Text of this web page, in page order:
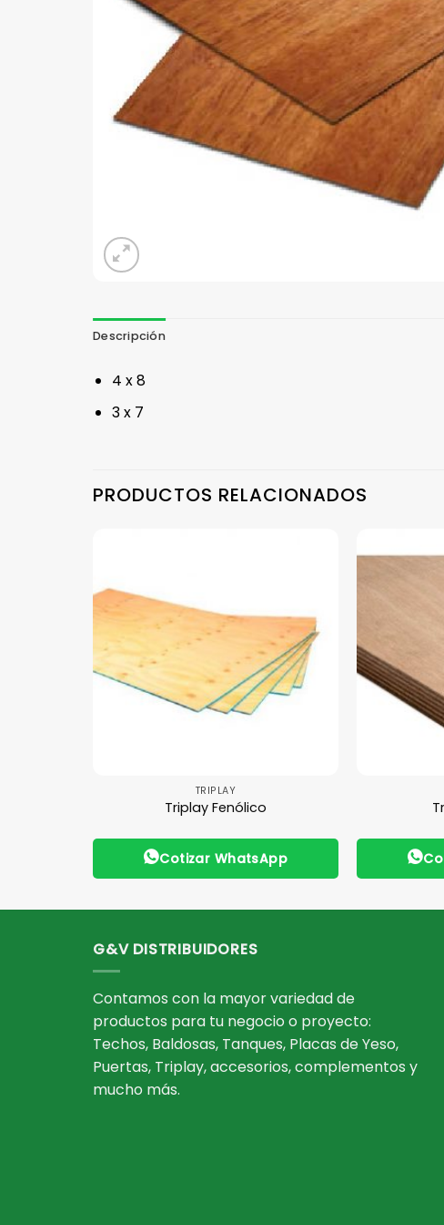
Descripción
4 x 8
3 x 7
PRODUCTOS RELACIONADOS
TRIPLAY
Triplay Fenólico
Cotizar WhatsApp
G&V DISTRIBUIDORES
Contamos con la mayor variedad de
productos para tu negocio o proyecto:
Techos, Baldosas, Tanques, Placas de Yeso,
Puertas, Triplay, accesorios, complementos y
mucho más.